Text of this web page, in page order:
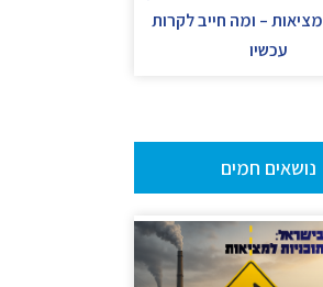
– ומה חייב לקרות
עכשיו
נושאים חמים